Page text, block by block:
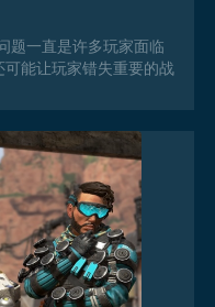
题一直是许多玩家面临
能让玩家错失重要的战